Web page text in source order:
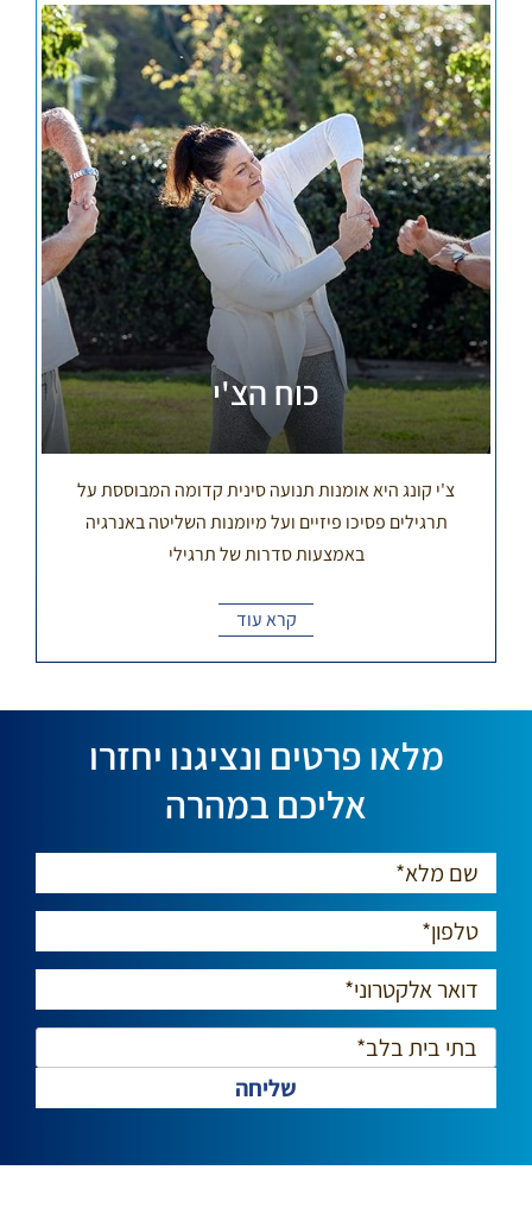
כוח הצ'י
צ'י קונג היא אומנות תנועה סינית קדומה המבוססת על
תרגילים פסיכו פיזיים ועל מיומנות השליטה באנרגיה
באמצעות סדרות של תרגילי
קרא עוד
מלאו פרטים ונציגנו יחזרו
אליכם במהרה